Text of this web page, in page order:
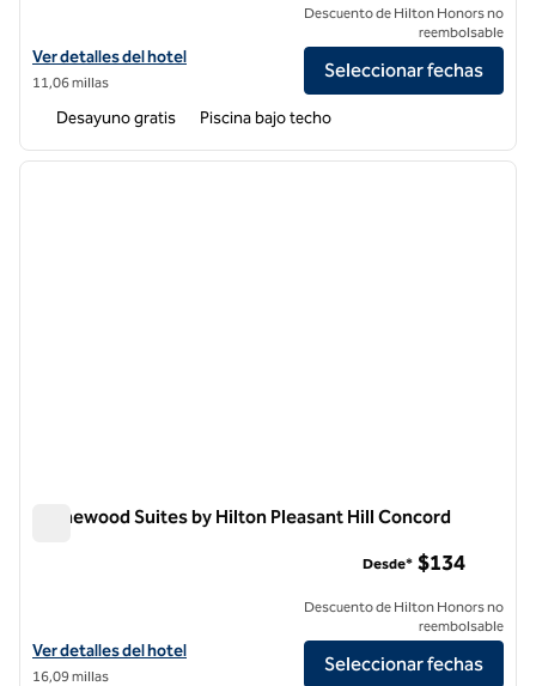
Ver detalles del hotel Homewood Suites by Hilton San Francisco
Ver detalles del hotel
11,06 millas
Descuento de Hilton Honors no
reembolsable
Seleccionar fechas
Desayuno gratis Piscina bajo techo
1 de 12
Homewood Suites by Hilton Pleasant Hill Concord
Ver detalles del hotel Homewood Suites by Hilton Pleasant Hill
Ver detalles del hotel
16,09 millas
Desde* $134
Descuento de Hilton Honors no
reembolsable
Seleccionar fechas